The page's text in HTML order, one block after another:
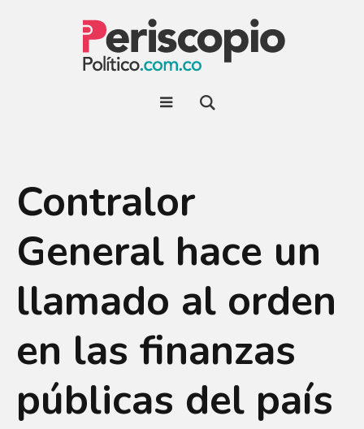
Contralor
General hace un
llamado al orden
en las finanzas
públicas del país